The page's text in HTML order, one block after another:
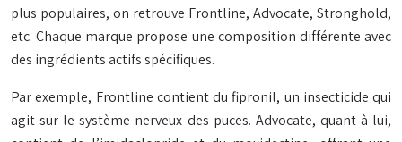
plus populaires, on retrouve Frontline, Advocate, Stronghold,
etc. Chaque marque propose une composition différente avec
des ingrédients actifs spécifiques.
Par exemple, Frontline contient du fipronil, un insecticide qui
agit sur le système nerveux des puces. Advocate, quant à lui,